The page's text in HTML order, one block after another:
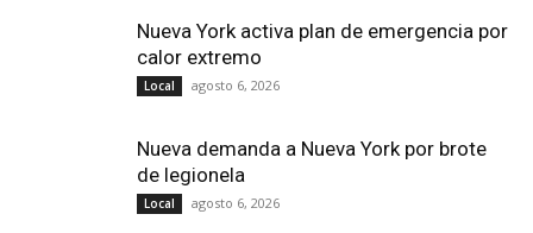
Nueva York activa plan de emergencia por
calor extremo
Local agosto 6, 2026
Nueva demanda a Nueva York por brote
de legionela
Local agosto 6, 2026